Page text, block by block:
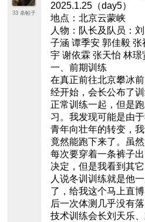
33 条帖子
2025.1.25（day5）
地点：北京云蒙峡
人物：队长及队员：
子涵 谭季安 郭佳毅
宇 谢依霖 张天怡 林
一、前期训练
在真正前往北京攀冰
经开始，会长公布了
正常训练一起，但是
习。我发现可能是由
青年向壮年的转变，
竟然能跑下来了。虽
每次要穿着一条裤子
决定，但是我看到其
人说冬训训练就是他
了，给我这个马上直
后一次体测几乎没有落
技术训练会长刘天乐